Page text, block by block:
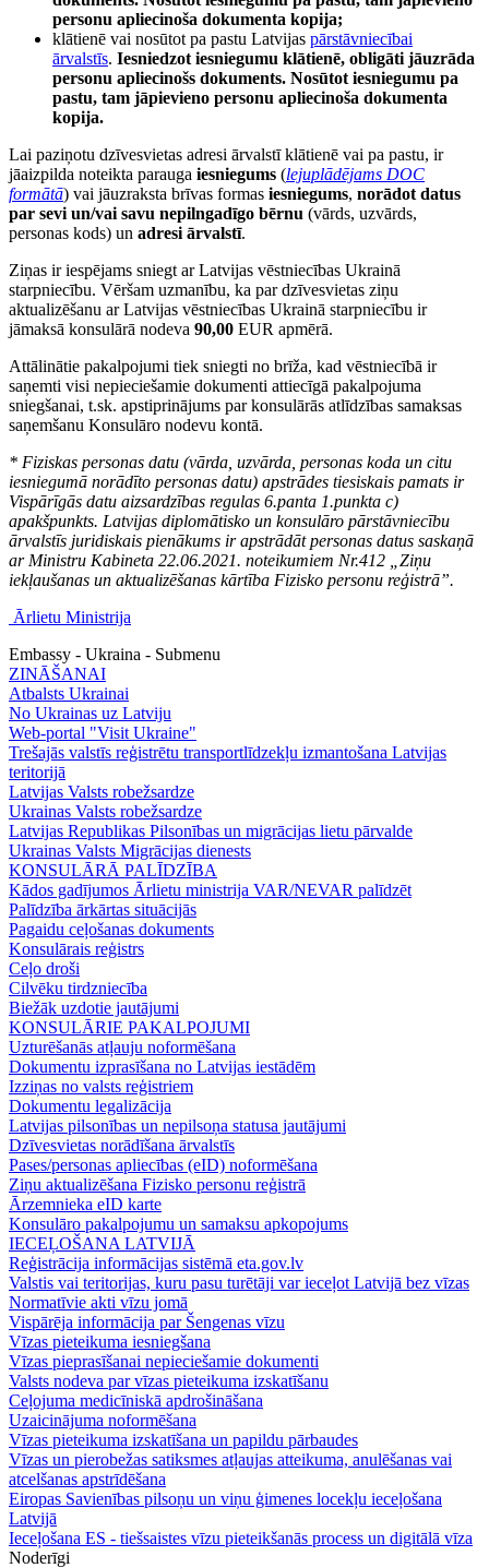
personu apliecinoša dokumenta kopija;
klātienē vai nosūtot pa pastu Latvijas pārstāvniecībai
ārvalstīs. Iesniedzot iesniegumu klātienē, obligāti jāuzrāda
personu apliecinošs dokuments. Nosūtot iesniegumu pa
pastu, tam jāpievieno personu apliecinoša dokumenta
kopija.
Lai paziņotu dzīvesvietas adresi ārvalstī klātienē vai pa pastu, ir
jāaizpilda noteikta parauga iesniegums (lejuplādējams DOC
formātā) vai jāuzraksta brīvas formas iesniegums, norādot datus
par sevi un/vai savu nepilngadīgo bērnu (vārds, uzvārds,
personas kods) un adresi ārvalstī.
Ziņas ir iespējams sniegt ar Latvijas vēstniecības Ukrainā
starpniecību. Vēršam uzmanību, ka par dzīvesvietas ziņu
aktualizēšanu ar Latvijas vēstniecības Ukrainā starpniecību ir
jāmaksā konsulārā nodeva 90,00 EUR apmērā.
Attālinātie pakalpojumi tiek sniegti no brīža, kad vēstniecībā ir
saņemti visi nepieciešamie dokumenti attiecīgā pakalpojuma
sniegšanai, t.sk. apstiprinājums par konsulārās atlīdzības samaksas
saņemšanu Konsulāro nodevu kontā.
* Fiziskas personas datu (vārda, uzvārda, personas koda un citu
iesniegumā norādīto personas datu) apstrādes tiesiskais pamats ir
Vispārīgās datu aizsardzības regulas 6.panta 1.punkta c)
apakšpunkts. Latvijas diplomātisko un konsulāro pārstāvniecību
ārvalstīs juridiskais pienākums ir apstrādāt personas datus saskaņā
ar Ministru Kabineta 22.06.2021. noteikumiem Nr.412 „Ziņu
iekļaušanas un aktualizēšanas kārtība Fizisko personu reģistrā”.
Ārlietu Ministrija
Embassy - Ukraina - Submenu
ZINĀŠANAI
Atbalsts Ukrainai
No Ukrainas uz Latviju
Web-portal "Visit Ukraine"
Trešajās valstīs reģistrētu transportlīdzekļu izmantošana Latvijas
teritorijā
Latvijas Valsts robežsardze
Ukrainas Valsts robežsardze
Latvijas Republikas Pilsonības un migrācijas lietu pārvalde
Ukrainas Valsts Mіgrācijas dienests
KONSULĀRĀ PALĪDZĪBA
Kādos gadījumos Ārlietu ministrija VAR/NEVAR palīdzēt
Palīdzība ārkārtas situācijās
Pagaidu ceļošanas dokuments
Konsulārais reģistrs
Ceļo droši
Cilvēku tirdzniecība
Biežāk uzdotie jautājumi
KONSULĀRIE PAKALPOJUMI
Uzturēšanās atļauju noformēšana
Dokumentu izprasīšana no Latvijas iestādēm
Izziņas no valsts reģistriem
Dokumentu legalizācija
Latvijas pilsonības un nepilsoņa statusa jautājumi
Dzīvesvietas norādīšana ārvalstīs
Pases/personas apliecības (eID) noformēšana
Ziņu aktualizēšana Fizisko personu reģistrā
Ārzemnieka eID karte
Konsulāro pakalpojumu un samaksu apkopojums
IECEĻOŠANA LATVIJĀ
Reģistrācija informācijas sistēmā eta.gov.lv
Valstis vai teritorijas, kuru pasu turētāji var ieceļot Latvijā bez vīzas
Normatīvie akti vīzu jomā
Vispārēja informācija par Šengenas vīzu
Vīzas pieteikuma iesniegšana
Vīzas pieprasīšanai nepieciešamie dokumenti
Valsts nodeva par vīzas pieteikuma izskatīšanu
Ceļojuma medicīniskā apdrošināšana
Uzaicinājuma noformēšana
Vīzas pieteikuma izskatīšana un papildu pārbaudes
Vīzas un pierobežas satiksmes atļaujas atteikuma, anulēšanas vai
atcelšanas apstrīdēšana
Eiropas Savienības pilsoņu un viņu ģimenes locekļu ieceļošana
Latvijā
Ieceļošana ES - tiešsaistes vīzu pieteikšanās process un digitālā vīza
Noderīgi